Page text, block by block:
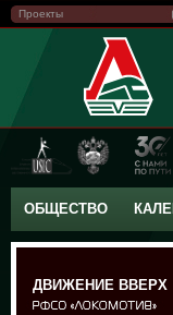
Проекты
ОБЩЕСТВО
ДВИЖЕНИЕ ВВЕРХ